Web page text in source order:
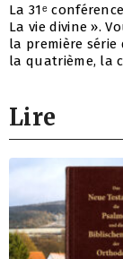
La 31ᵉ
La vie divine ».
la première série
la quatrième, la
Lire